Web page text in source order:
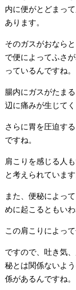
内に便がとどまっ
あります。
そのガスがおなら
で便によってふさ
っているんですね。
腸内にガスがたま
辺に痛みが生じてく
さらに胃を圧迫す
ですね。
肩こりを感じる人
と考えられています
また、便秘によっ
めに起こるともいわ
この肩こりによっ
ですので、吐き気
秘とは関係ないよ
係があるんですね。